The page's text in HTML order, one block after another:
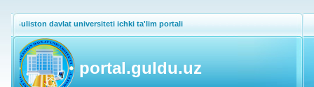
Guliston davlat universiteti ichki ta'lim portali
portal.guldu.uz